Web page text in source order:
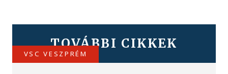
TOVÁBBI CIKKEK
VSC VESZPRÉM